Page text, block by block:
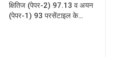
क्षितिज (पेपर-2) 97.13 व अयन
(पेपर-1) 93 परसेंटाइल के…